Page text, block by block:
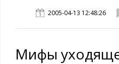
2005-04-13 12:48:26
Мифы